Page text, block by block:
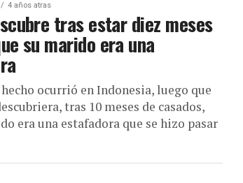
4 años atras
tras estar diez meses
su marido era una
ocurrió en Indonesia, luego que
tras 10 meses de casados,
era una estafadora que se hizo pasar